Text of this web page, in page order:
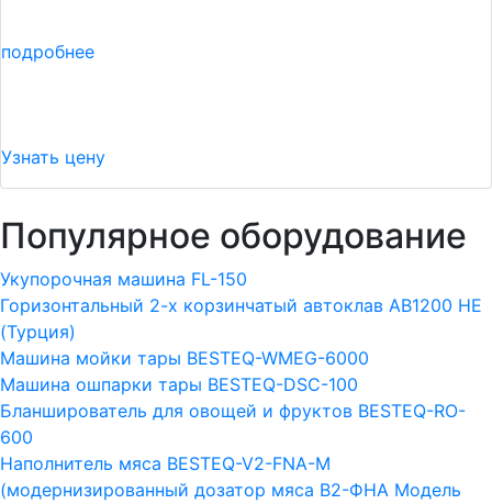
подробнее
Узнать цену
Популярное оборудование
Укупорочная машина FL-150
Горизонтальный 2-х корзинчатый автоклав АВ1200 HE
(Турция)
Машина мойки тары BESTEQ-WMEG-6000
Машина ошпарки тары BESTEQ-DSC-100
Бланширователь для овощей и фруктов BESTEQ-RO-
600
Наполнитель мяса BESTEQ-V2-FNA-M
(модернизированный дозатор мяса В2-ФНА Модель